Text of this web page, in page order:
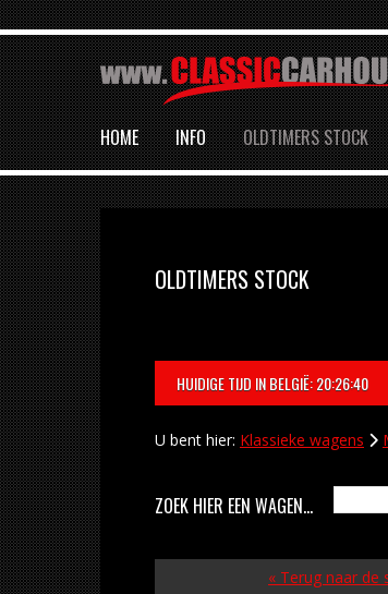
HOME INFO OLDTIMERS STOCK
OLDTIMERS STOCK
HUIDIGE TIJD IN BELGIË: 20:26:40
U bent hier: Klassieke wagens
ZOEK HIER EEN WAGEN...
« Terug naar de